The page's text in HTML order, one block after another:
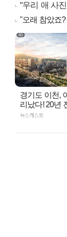
"우리 애 사
"오래 참았죠
경기도 이천,
리났다! 20년
뉴스캐스트